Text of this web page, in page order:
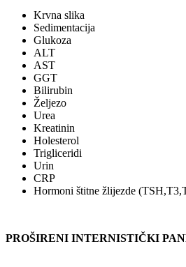
Krvna slika
Sedimentacija
Glukoza
ALT
AST
GGT
Bilirubin
Željezo
Urea
Kreatinin
Holesterol
Trigliceridi
Urin
CRP
Hormoni štitne žlijezde
PROŠIRENI INTERNISTIČKI